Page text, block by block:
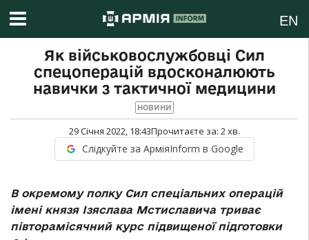
EN
Як військовослужбовці Сил
спецоперацій вдосконалюють
навички з тактичної медицини
НОВИНИ
29 Січня 2022, 18:43Прочитаєте за: 2хв.
Слідкуйте за АрміяInform в Google
В окремому полку Сил спеціальних операцій
імені князя Ізяслава Мстиславича триває
півторамісячний курс підвищеної підготовки